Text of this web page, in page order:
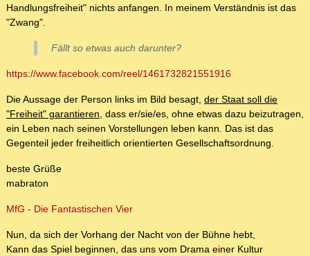
Handlungsfreiheit" nichts anfangen. In meinem Verständnis ist das
"Zwang".
Fällt so etwas auch darunter?
https://www.facebook.com/reel/1461732821551916
Die Aussage der Person links im Bild besagt, der Staat soll die
"Freiheit" garantieren, dass er/sie/es, ohne etwas dazu beizutragen,
ein Leben nach seinen Vorstellungen leben kann. Das ist das
Gegenteil jeder freiheitlich orientierten Gesellschaftsordnung.
beste Grüße
mabraton
MfG - Die Fantastischen Vier
Nun, da sich der Vorhang der Nacht von der Bühne hebt,
Kann das Spiel beginnen, das uns vom Drama einer Kultur